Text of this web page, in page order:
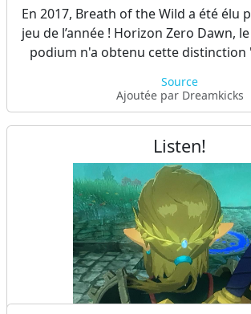
Dans Breath of the Wild, les guides
quatre premiers sanctuaires
triangle de la Triforce avec
Ajoutée par Yorick & Zemo
En 2017, Breath of the Wild a été élu
jeu de l’année ! Horizon Zero Dawn,
podium n'a obtenu cette distinction
Source
Ajoutée par Dreamkicks
Listen!